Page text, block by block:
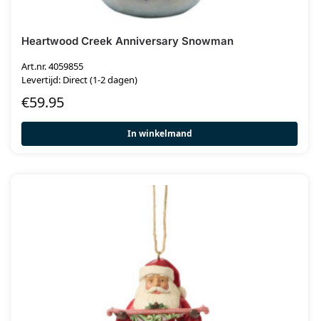
Heartwood Creek Anniversary Snowman
Art.nr. 4059855
Levertijd: Direct (1-2 dagen)
€59.95
In winkelmand